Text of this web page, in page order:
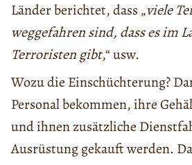
Länder berichtet, dass „viele
weggefahren sind, dass es im
Terroristen gibt,“ usw.
Wozu die Einschüchterung?
Personal bekommen, ihre
und ihnen zusätzliche
Ausrüstung gekauft werden.